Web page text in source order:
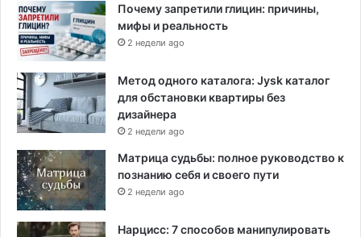
Почему запретили глицин: причины,
мифы и реальность
2 недели ago
Метод одного каталога: Jysk каталог
для обстановки квартиры без
дизайнера
2 недели ago
Матрица судьбы: полное руководство к
познанию себя и своего пути
2 недели ago
Нарцисс: 7 способов манипулировать